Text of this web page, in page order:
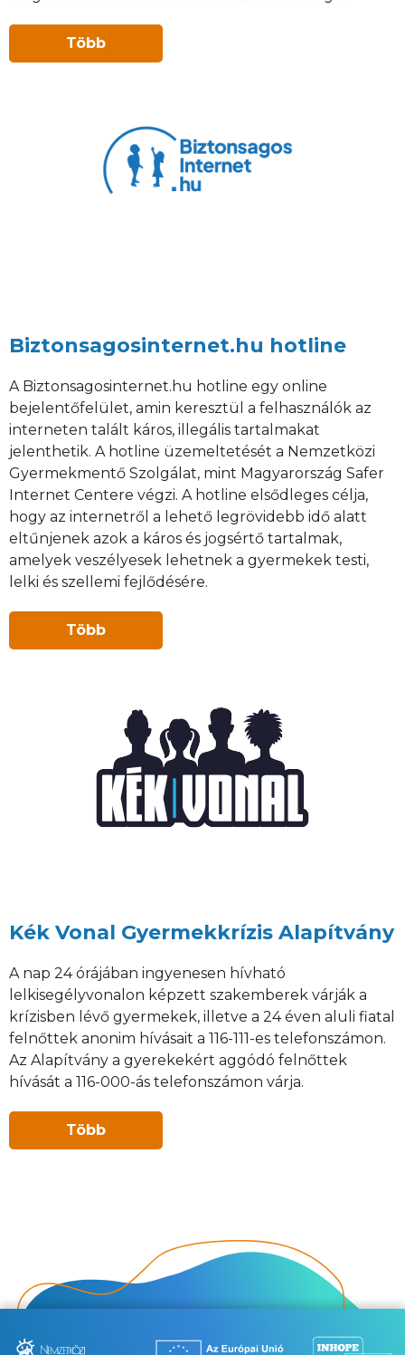
Több
Biztonsagosinternet.hu hotline
A Biztonsagosinternet.hu hotline egy online
bejelentőfelület, amin keresztül a felhasználók az
interneten talált káros, illegális tartalmakat
jelenthetik. A hotline üzemeltetését a Nemzetközi
Gyermekmentő Szolgálat, mint Magyarország Safer
Internet Centere végzi. A hotline elsődleges célja,
hogy az internetről a lehető legrövidebb idő alatt
eltűnjenek azok a káros és jogsértő tartalmak,
amelyek veszélyesek lehetnek a gyermekek testi,
lelki és szellemi fejlődésére.
Több
Kék Vonal Gyermekkrízis Alapítvány
A nap 24 órájában ingyenesen hívható
lelkisegélyvonalon képzett szakemberek várják a
krízisben lévő gyermekek, illetve a 24 éven aluli fiatal
felnőttek anonim hívásait a 116-111-es telefonszámon.
Az Alapítvány a gyerekekért aggódó felnőttek
hívását a 116-000-ás telefonszámon várja.
Több